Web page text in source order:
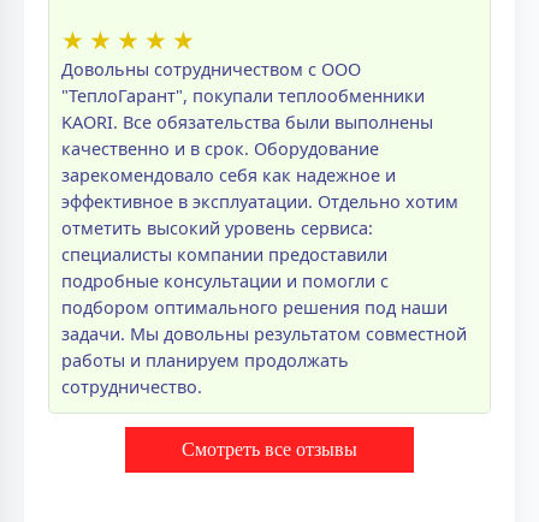
★ ★ ★ ★ ★
Довольны сотрудничеством с ООО
"ТеплоГарант", покупали теплообменники
KAORI. Все обязательства были выполнены
качественно и в срок. Оборудование
зарекомендовало себя как надежное и
эффективное в эксплуатации. Отдельно хотим
отметить высокий уровень сервиса:
специалисты компании предоставили
подробные консультации и помогли с
подбором оптимального решения под наши
задачи. Мы довольны результатом совместной
работы и планируем продолжать
сотрудничество.
Смотреть все отзывы